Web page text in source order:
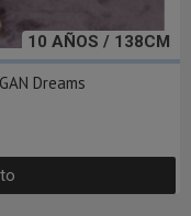
10 AÑOS / 138CM
Dreams